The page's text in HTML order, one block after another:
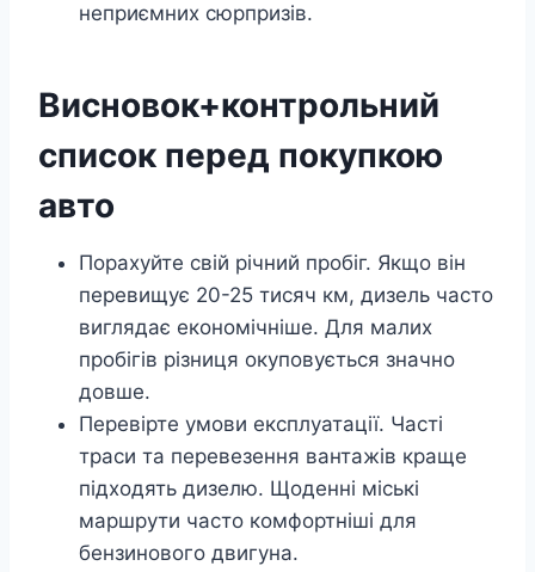
неприємних сюрпризів.
Висновок+контрольний
список перед покупкою
авто
Порахуйте свій річний пробіг. Якщо він
перевищує 20-25 тисяч км, дизель часто
виглядає економічніше. Для малих
пробігів різниця окуповується значно
довше.
Перевірте умови експлуатації. Часті
траси та перевезення вантажів краще
підходять дизелю. Щоденні міські
маршрути часто комфортніші для
бензинового двигуна.